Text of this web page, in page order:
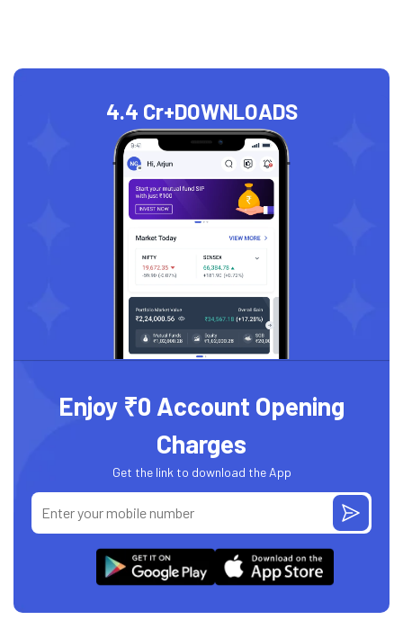
4.4 Cr+DOWNLOADS
Enjoy ₹0 Account Opening
Charges
Get the link to download the App